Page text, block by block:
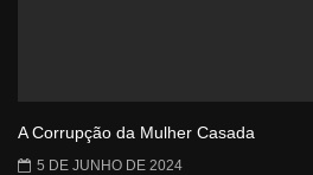
A Corrupção da Mulher Casada
5 DE JUNHO DE 2024